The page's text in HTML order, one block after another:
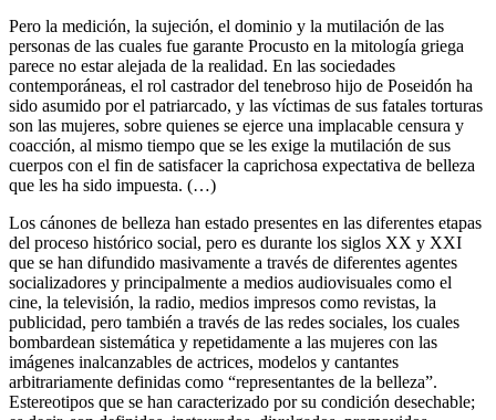
Pero la medición, la sujeción, el dominio y la mutilación de las
personas de las cuales fue garante Procusto en la mitología griega
parece no estar alejada de la realidad. En las sociedades
contemporáneas, el rol castrador del tenebroso hijo de Poseidón ha
sido asumido por el patriarcado, y las víctimas de sus fatales torturas
son las mujeres, sobre quienes se ejerce una implacable censura y
coacción, al mismo tiempo que se les exige la mutilación de sus
cuerpos con el fin de satisfacer la caprichosa expectativa de belleza
que les ha sido impuesta. (…)
Los cánones de belleza han estado presentes en las diferentes etapas
del proceso histórico social, pero es durante los siglos XX y XXI
que se han difundido masivamente a través de diferentes agentes
socializadores y principalmente a medios audiovisuales como el
cine, la televisión, la radio, medios impresos como revistas, la
publicidad, pero también a través de las redes sociales, los cuales
bombardean sistemática y repetidamente a las mujeres con las
imágenes inalcanzables de actrices, modelos y cantantes
arbitrariamente definidas como “representantes de la belleza”.
Estereotipos que se han caracterizado por su condición desechable;